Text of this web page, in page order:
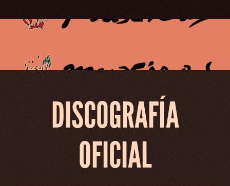
DISCOGRAFÍA
OFICIAL